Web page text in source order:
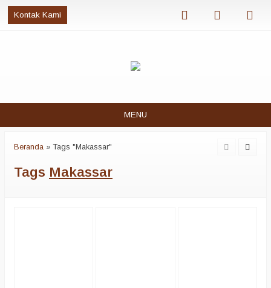
Kontak Kami
MENU
Beranda »Tags "Makassar"
Tags Makassar